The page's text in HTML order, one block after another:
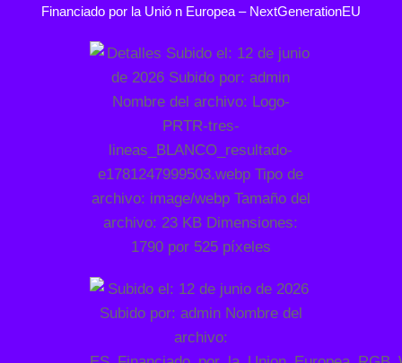
Financiado por la Unió n Europea – NextGenerationEU